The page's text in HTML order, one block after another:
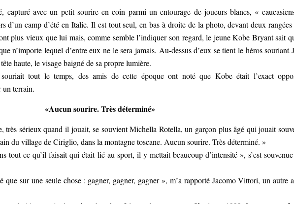
capturé avec un petit sourire en coin parmi un entourage de joueurs blancs, «
d’un camp d’été en Italie. Il est tout seul, en bas à droite de la photo, devant deux rangées
plus vieux que lui mais, comme semble l’indiquer son regard, le jeune Kobe Bryant sait
n’importe lequel d’entre eux ne le sera jamais. Au-dessus d’eux se tient le héros souriant
haute, le visage baigné de sa propre lumière.
tout le temps, des amis de cette époque ont noté que Kobe était l’exact
un terrain.
«Aucun sourire. Très déterminé»
très sérieux quand il jouait, se souvient Michella Rotella, un garçon plus âgé qui jouait
du village de Ciriglio, dans la montagne toscane. Aucun sourire. Très déterminé. »
tout ce qu’il faisait qui était lié au sport, il y mettait beaucoup d’intensité », s’est
que sur une seule chose : gagner, gagner, gagner », m’a rapporté Jacomo Vittori, un autre